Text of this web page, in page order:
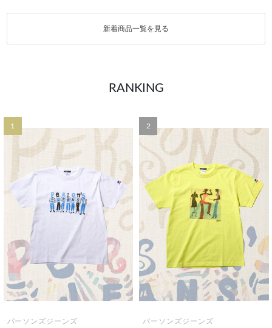
新着商品一覧を見る
RANKING
1
パーソンズジーンズ
2
パーソンズジーンズ